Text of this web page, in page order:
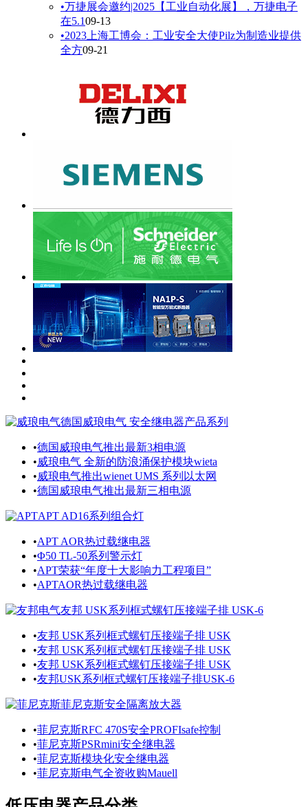
•万捷展会邀约|2025【工业自动化展】，万捷电子
在5.109-13
•2023上海工博会：工业安全大使Pilz为制造业提供
全方09-21
德国威琅电气 安全继电器产品系列
•德国威琅电气推出最新3相电源
•威琅电气 全新的防浪涌保护模块wieta
•威琅电气推出wienet UMS 系列以太网
•德国威琅电气推出最新三相电源
APT AD16系列组合灯
•APT AOR热过载继电器
•Φ50 TL-50系列警示灯
•APT荣获“年度十大影响力工程项目”
•APTAOR热过载继电器
友邦 USK系列框式螺钉压接端子排 USK-6
•友邦 USK系列框式螺钉压接端子排 USK
•友邦 USK系列框式螺钉压接端子排 USK
•友邦 USK系列框式螺钉压接端子排 USK
•友邦USK系列框式螺钉压接端子排USK-6
菲尼克斯安全隔离放大器
•菲尼克斯RFC 470S安全PROFIsafe控制
•菲尼克斯PSRmini安全继电器
•菲尼克斯模块化安全继电器
•菲尼克斯电气全资收购Mauell